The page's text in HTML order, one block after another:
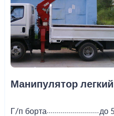
Манипулятор легкий
Г/п борта
до